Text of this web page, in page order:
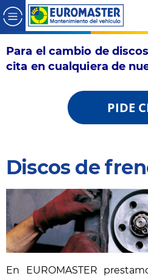
Para el cambio de
cita en cualquiera de
PIDE
Discos de
En EUROMASTER